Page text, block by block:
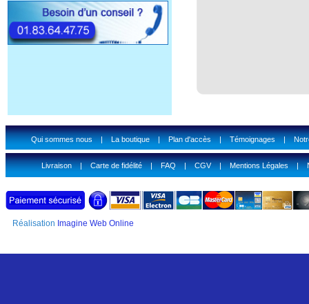
Qui sommes nous|La boutique|Plan d'accès|Témoignages|
Livraison|Carte de fidélité|FAQ|CGV|Mentions Légales|
Réalisation Imagine Web Online